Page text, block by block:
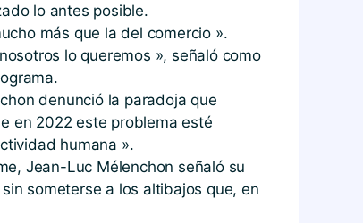
lo antes posible.
más que la del comercio ».
lo queremos », señaló como
denunció la paradoja que
en 2022 este problema esté
humana ».
Jean-Luc Mélenchon señaló su
someterse a los altibajos que, en